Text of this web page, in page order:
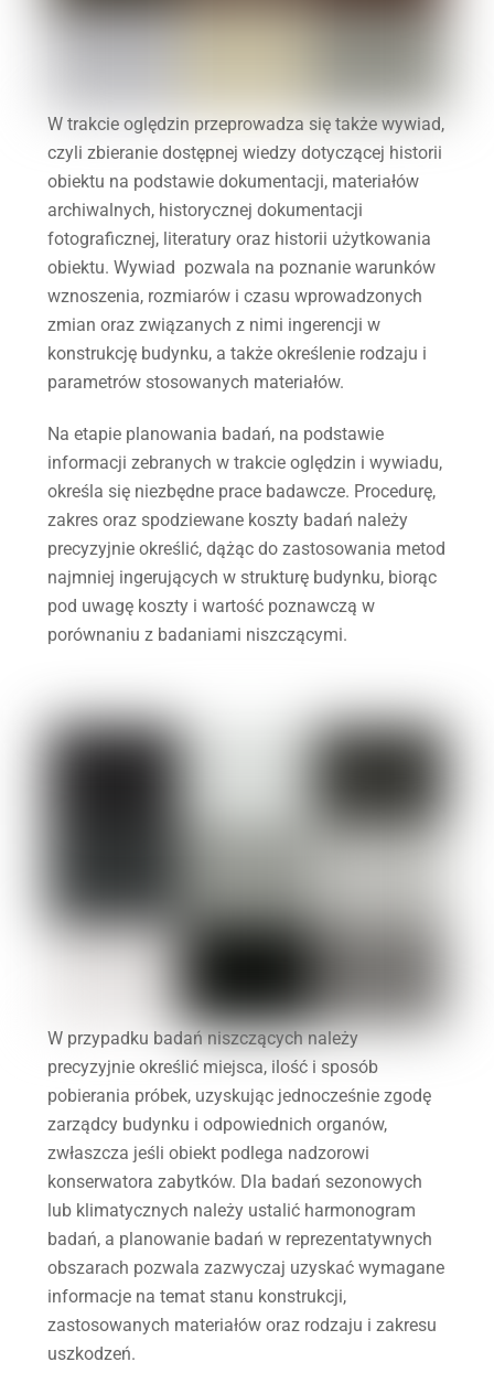
W trakcie oględzin przeprowadza się także wywiad,
czyli zbieranie dostępnej wiedzy dotyczącej historii
obiektu na podstawie dokumentacji, materiałów
archiwalnych, historycznej dokumentacji
fotograficznej, literatury oraz historii użytkowania
obiektu. Wywiad pozwala na poznanie warunków
wznoszenia, rozmiarów i czasu wprowadzonych
zmian oraz związanych z nimi ingerencji w
konstrukcję budynku, a także określenie rodzaju i
parametrów stosowanych materiałów.
Na etapie planowania badań, na podstawie
informacji zebranych w trakcie oględzin i wywiadu,
określa się niezbędne prace badawcze. Procedurę,
zakres oraz spodziewane koszty badań należy
precyzyjnie określić, dążąc do zastosowania metod
najmniej ingerujących w strukturę budynku, biorąc
pod uwagę koszty i wartość poznawczą w
porównaniu z badaniami niszczącymi.
W przypadku badań niszczących należy
precyzyjnie określić miejsca, ilość i sposób
pobierania próbek, uzyskując jednocześnie zgodę
zarządcy budynku i odpowiednich organów,
zwłaszcza jeśli obiekt podlega nadzorowi
konserwatora zabytków. Dla badań sezonowych
lub klimatycznych należy ustalić harmonogram
badań, a planowanie badań w reprezentatywnych
obszarach pozwala zazwyczaj uzyskać wymagane
informacje na temat stanu konstrukcji,
zastosowanych materiałów oraz rodzaju i zakresu
uszkodzeń.